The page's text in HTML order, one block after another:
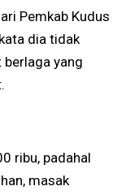
Pemkab Kudus
dia tidak
berlaga yang
ribu, padahal
masak